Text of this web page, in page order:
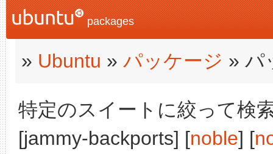
packages
» Ubuntu » パッケージ » パ
特定のスイートに絞って検
[jammy-backports] [noble] [